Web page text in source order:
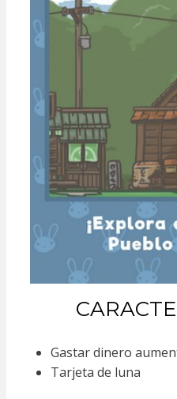
Gastar dinero
Tarjeta de luna